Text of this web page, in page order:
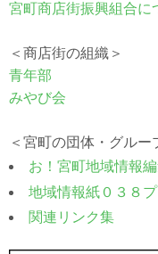
宮町商店街振興組合に
＜商店街の組織＞
青年部
みやび会
＜宮町の団体・グルー
お！宮町地域情報
地域情報紙０３８
関連リンク集